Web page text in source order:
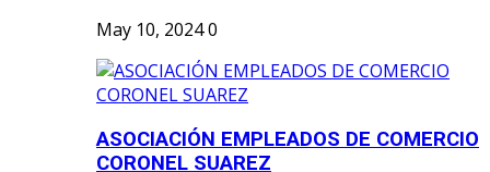
May 10, 20240
ASOCIACIÓN EMPLEADOS DE COMERCIO
CORONEL SUAREZ